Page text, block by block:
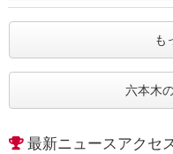
も
六本木
最新ニュースアクセ